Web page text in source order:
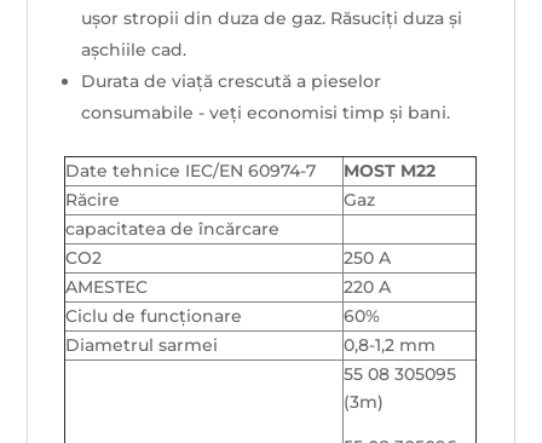
ușor stropii din duza de gaz. Răsuciți duza și
așchiile cad.
Durata de viață crescută a pieselor
consumabile - veți economisi timp și bani.
Date tehnice IEC/EN 60974-7
MOST M22
Răcire
Gaz
capacitatea de încărcare
CO2
250 A
AMESTEC
220 A
Ciclu de funcționare
60%
Diametrul sarmei
0,8-1,2 mm
55 08 305095
(3m)